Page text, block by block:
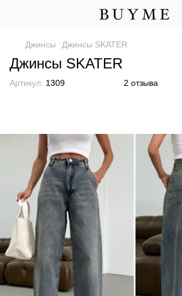
Джинсы Джинсы SKATER
Джинсы SKATER
Артикул: 1309 2 отзыва